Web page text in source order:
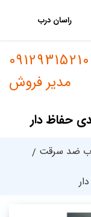
راسان درب
حفاظ دار
09129315210
مدیر فروش
ضد سرقت